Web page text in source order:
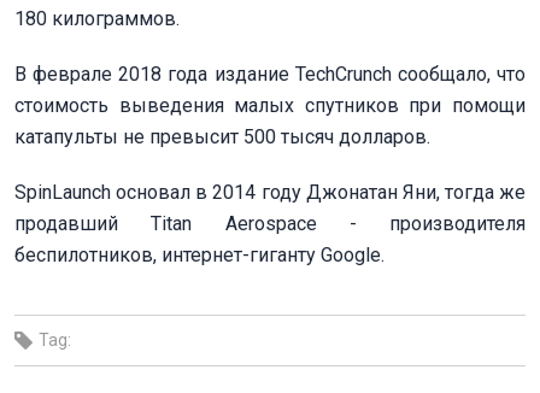
180 килограммов.
В феврале 2018 года издание TechCrunch сообщало, что
стоимость выведения малых спутников при помощи
катапульты не превысит 500 тысяч долларов.
SpinLaunch основал в 2014 году Джонатан Яни, тогда же
продавший Titan Aerospace - производителя
беспилотников, интернет-гиганту Google.
Tag: